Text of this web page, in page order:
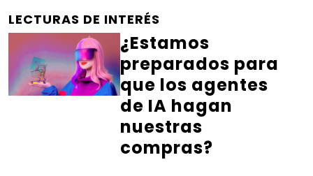
LECTURAS DE INTERÉS
¿Estamos
preparados para
que los agentes
de IA hagan
nuestras
compras?